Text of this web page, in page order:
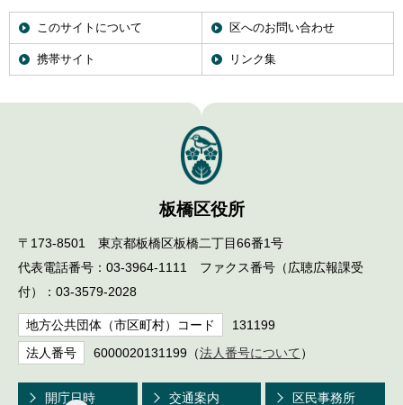
このサイトについて 区へのお問い合わせ
携帯サイト リンク集
板橋区役所
〒173-8501 東京都板橋区板橋二丁目66番1号
代表電話番号：03-3964-1111 ファクス番号（広聴広報課受
付）：03-3579-2028
地方公共団体（市区町村）コード 131199
法人番号 6000020131199（法人番号について ）
開庁日時 交通案内 区民事務所